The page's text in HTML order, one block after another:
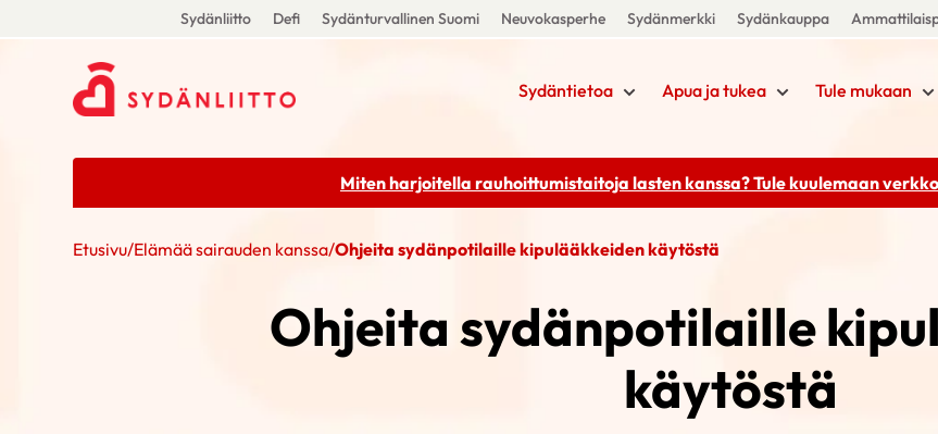
Sydänliitto Defi Sydänturvallinen Suomi Neuvokasperhe Sydänmerkki Sydänkauppa
Sydäntietoa Apua ja tukea Tule mukaan
Miten harjoitella rauhoittumistaitoja lasten kanssa? Tule kuulemaan
Etusivu/Elämää sairauden kanssa/Ohjeita sydänpotilaille kipulääkkeiden käytöstä
Ohjeita sydänpotilaille
käytöstä